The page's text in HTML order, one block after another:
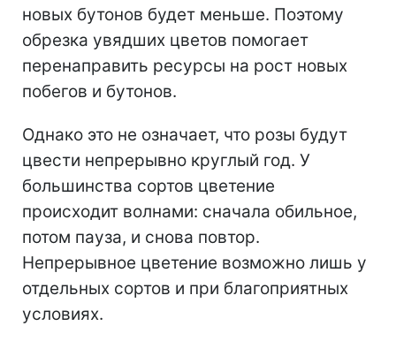
новых бутонов будет меньше. Поэтому
обрезка увядших цветов помогает
перенаправить ресурсы на рост новых
побегов и бутонов.
Однако это не означает, что розы будут
цвести непрерывно круглый год. У
большинства сортов цветение
происходит волнами: сначала обильное,
потом пауза, и снова повтор.
Непрерывное цветение возможно лишь у
отдельных сортов и при благоприятных
условиях.